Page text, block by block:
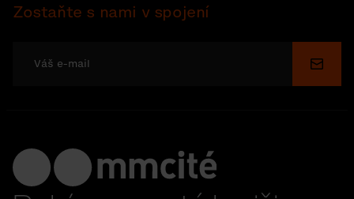
Zostaňte s nami v spojení